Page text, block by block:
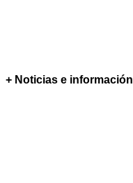
+ Noticias e información